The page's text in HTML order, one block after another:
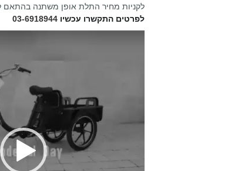
לקניות מחיר התלת אופן משתנה בהתאם
לפרטים התקשרו עכשיו 03-6918944